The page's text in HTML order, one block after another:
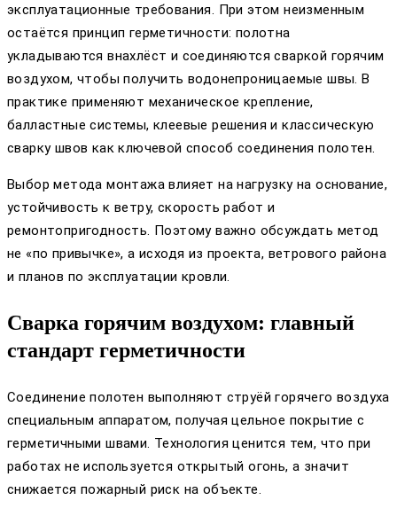
эксплуатационные требования. При этом неизменным
остаётся принцип герметичности: полотна
укладываются внахлёст и соединяются сваркой горячим
воздухом, чтобы получить водонепроницаемые швы. В
практике применяют механическое крепление,
балластные системы, клеевые решения и классическую
сварку швов как ключевой способ соединения полотен.
Выбор метода монтажа влияет на нагрузку на основание,
устойчивость к ветру, скорость работ и
ремонтопригодность. Поэтому важно обсуждать метод
не «по привычке», а исходя из проекта, ветрового района
и планов по эксплуатации кровли.
Сварка горячим воздухом: главный
стандарт герметичности
Соединение полотен выполняют струёй горячего воздуха
специальным аппаратом, получая цельное покрытие с
герметичными швами. Технология ценится тем, что при
работах не используется открытый огонь, а значит
снижается пожарный риск на объекте.